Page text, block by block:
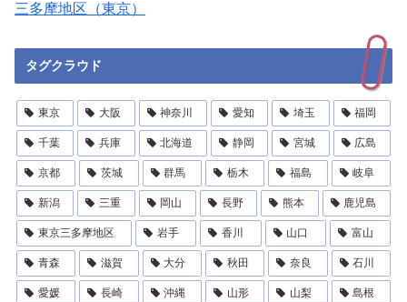
三多摩地区（東京）
タグクラウド
東京 大阪 神奈川 愛知 埼玉 福岡
千葉 兵庫 北海道 静岡 宮城 広島
京都 茨城 群馬 栃木 福島 岐阜
新潟 三重 岡山 長野 熊本 鹿児島
東京三多摩地区 岩手 香川 山口 富山
青森 滋賀 大分 秋田 奈良 石川
愛媛 長崎 沖縄 山形 山梨 島根